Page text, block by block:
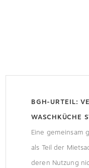
BGH-URTEIL:
WASCHKÜCHE
Eine gemeinsam
als Teil der
deren Nutzung